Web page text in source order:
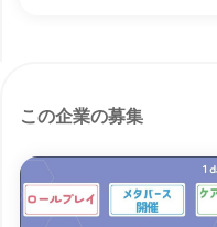
この企業の募集